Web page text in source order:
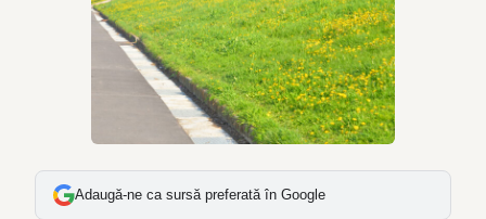
Adaugă-ne ca sursă preferată în Google